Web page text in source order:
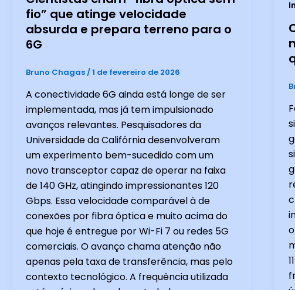
fio” que atinge velocidade
absurda e prepara terreno para o
6G
Bruno Chagas/1 de fevereiro de 2026
A conectividade 6G ainda está longe de ser
implementada, mas já tem impulsionado
avanços relevantes. Pesquisadores da
Universidade da Califórnia desenvolveram
um experimento bem-sucedido com um
novo transceptor capaz de operar na faixa
de 140 GHz, atingindo impressionantes 120
Gbps. Essa velocidade comparável à de
conexões por fibra óptica e muito acima do
que hoje é entregue por Wi-Fi 7 ou redes 5G
comerciais. O avanço chama atenção não
apenas pela taxa de transferência, mas pelo
contexto tecnológico. A frequência utilizada